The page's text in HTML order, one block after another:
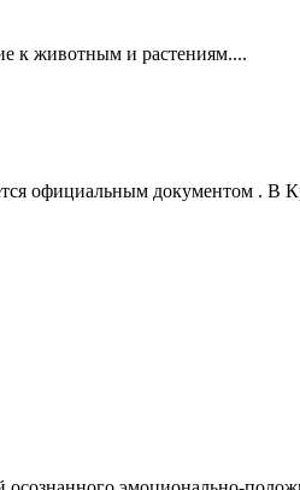
к животным и растениям....
официальным документом . В